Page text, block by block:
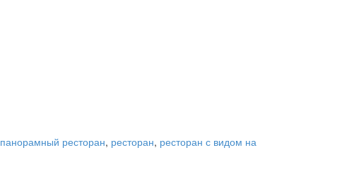
панорамный ресторан, ресторан, ресторан с видом на